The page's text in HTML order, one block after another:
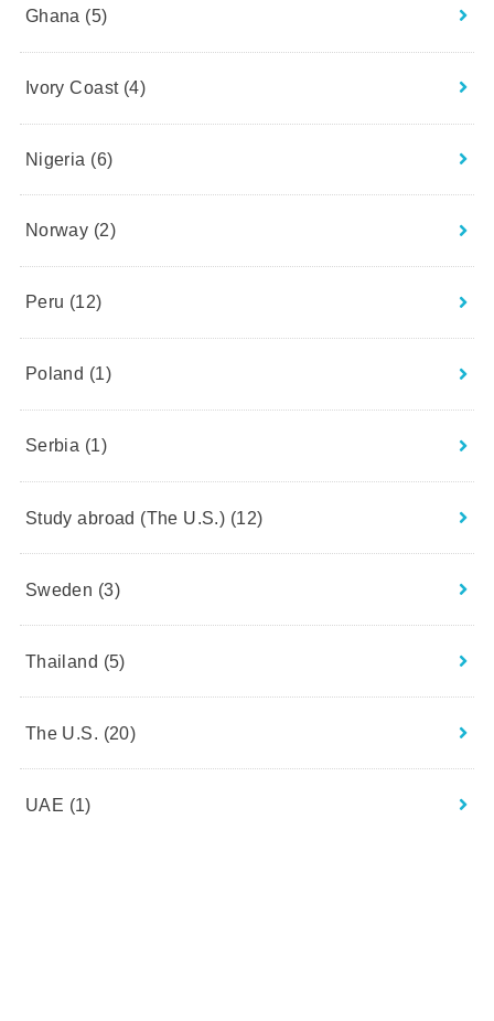
Ghana (5)
Ivory Coast (4)
Nigeria (6)
Norway (2)
Peru (12)
Poland (1)
Serbia (1)
Study abroad (The U.S.) (12)
Sweden (3)
Thailand (5)
The U.S. (20)
UAE (1)